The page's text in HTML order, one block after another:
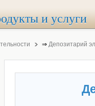
и услуги
⇒ Депозитарий